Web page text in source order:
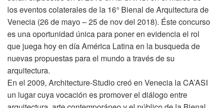
los eventos colaterales de la 16° Bienal de Arquitectura de
Venecia (26 de mayo – 25 de nov del 2018). Éste concurso
es una oportunidad única para poner en evidencia el rol
que juega hoy en día América Latina en la busqueda de
nuevas propuestas para el mundo a través de su
arquitectura.
En el 2009, Architecture-Studio creó en Venecia la CA’ASI
un lugar cuya vocación es promover el diálogo entre